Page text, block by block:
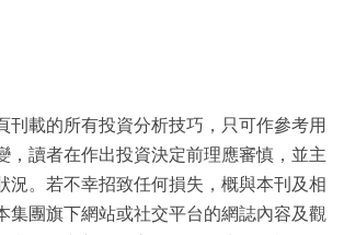
刊載的所有投資分析技巧，只可作參考用
，讀者在作出投資決定前理應審慎，並主
況。若不幸招致任何損失，概與本刊及相
集團旗下網站或社交平台的網誌內容及觀